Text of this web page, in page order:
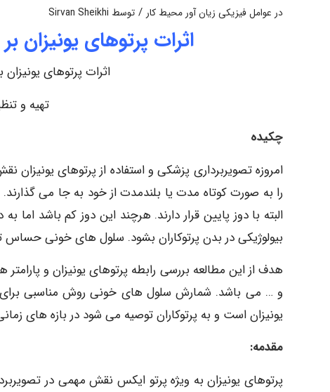
در عوامل فیزیکی زیان آور محیط کار / توسط Sirvan Sheikhi
اثرات پرتوهای یونیزان
اثرات پرتوهای
تهیه و
چکیده
امروزه تصویربرداری پزشکی و استفاده از پرتوهای
را به صورت کوتاه مدت یا بلندمدت از خود به جا می
البته با دوز پایین قرار دارند. هرچند این دوز کم باشد
بیولوژیکی در بدن پرتوکاران بشود. سلول های خونی حساس
هدف از این مطالعه بررسی رابطه پرتوهای یونیزان و
و … می باشد. شمارش سلول های خونی روش مناسبی برای
یونیزان است و به پرتوکاران توصیه می شود در بازه های
مقدمه:
پرتوهای یونیزان به ویژه پرتو ایکس نقش مهمی در